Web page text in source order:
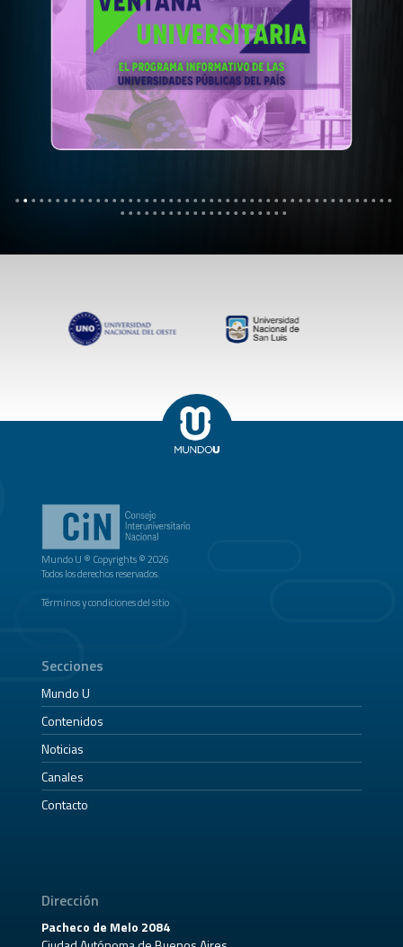
Mundo U ® Copyrights © 2026
Todos los derechos reservados.
Términos y condiciones del sitio
Secciones
Mundo U
Contenidos
Noticias
Canales
Contacto
Dirección
Pacheco de Melo 2084